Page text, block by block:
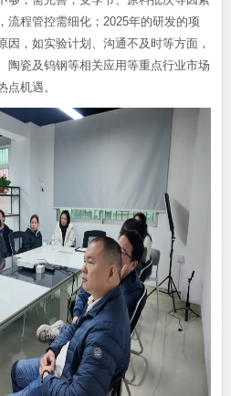
流程管控需细化；2025年的研发的项
因，如实验计划、沟通不及时等方面，
陶瓷及钨钢等相关应用等重点行业市场
机遇。